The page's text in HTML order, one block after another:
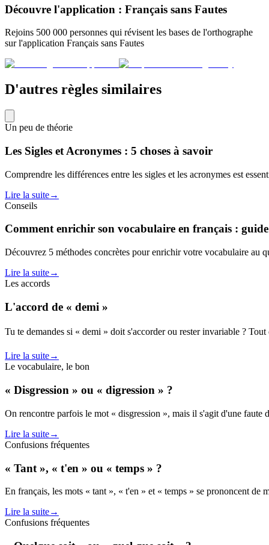
Découvre l'application : Français sans Fautes
Rejoins 500 000 personnes qui révisent les bases de l'orthographe
sur l'application Français sans Fautes
D'autres règles similaires
Un peu de théorie
Les Sigles et Acronymes : 5 choses à savoir
Comprendre les différences entre les sigles et les acronymes est
Lire la suite→
Conseils
Comment enrichir son vocabulaire en français :
Découvrez 5 méthodes concrètes pour enrichir votre vocabulaire au
Lire la suite→
Les accords
L'accord de « demi »
Tu te demandes si « demi » doit s'accorder ou rester invariable ?
Lire la suite→
Le vocabulaire, le bon
« Disgression » ou « digression » ?
On rencontre parfois le mot « disgression », mais il s'agit d'une
Lire la suite→
Confusions fréquentes
« Tant », « t'en » ou « temps » ?
En français, les mots « tant », « t'en » et « temps » se prononcent
Lire la suite→
Confusions fréquentes